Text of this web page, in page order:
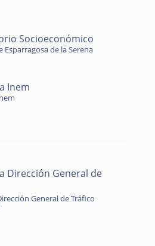
Socioeconómico
Esparragosa de la Serena
Inem
Dirección General de
General de Tráfico